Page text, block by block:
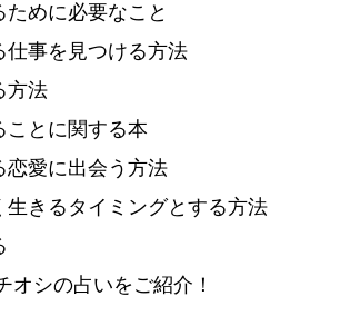
めに必要なこと
仕事を見つける方法
方法
ことに関する本
恋愛に出会う方法
生きるタイミングとする方法
オシの占いをご紹介！